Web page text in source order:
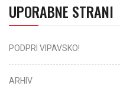
UPORABNE STRANI
PODPRI VIPAVSKO!
ARHIV